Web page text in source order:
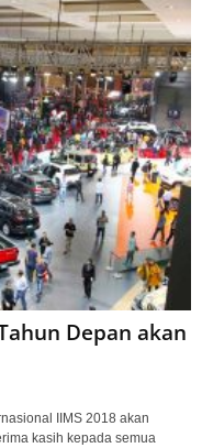
Depan akan
IIMS 2018 akan
kasih kepada semua